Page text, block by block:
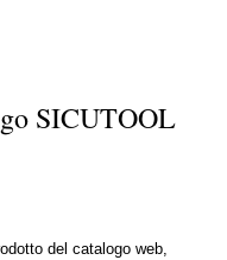
SICUTOOL
del catalogo web,